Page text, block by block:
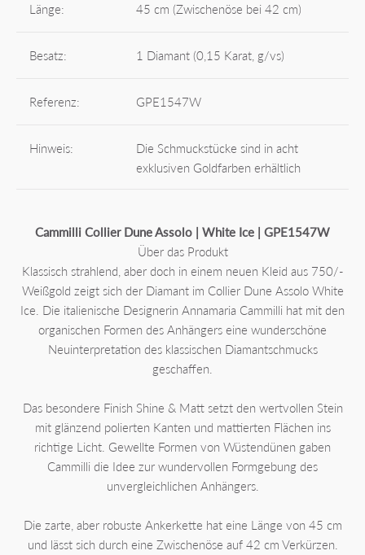
Länge: 45 cm (Zwischenöse bei 42 cm)
Besatz: 1 Diamant (0,15 Karat, g/vs)
Referenz: GPE1547W
Hinweis:
Die Schmuckstücke sind in acht
exklusiven Goldfarben erhältlich
Cammilli Collier Dune Assolo | White Ice | GPE1547W
Über das Produkt
Klassisch strahlend, aber doch in einem neuen Kleid aus 750/-
Weißgold zeigt sich der Diamant im Collier Dune Assolo White
Ice. Die italienische Designerin Annamaria Cammilli hat mit den
organischen Formen des Anhängers eine wunderschöne
Neuinterpretation des klassischen Diamantschmucks
geschaffen.
Das besondere Finish Shine & Matt setzt den wertvollen Stein
mit glänzend polierten Kanten und mattierten Flächen ins
richtige Licht. Gewellte Formen von Wüstendünen gaben
Cammilli die Idee zur wundervollen Formgebung des
unvergleichlichen Anhängers.
Die zarte, aber robuste Ankerkette hat eine Länge von 45 cm
und lässt sich durch eine Zwischenöse auf 42 cm Verkürzen.